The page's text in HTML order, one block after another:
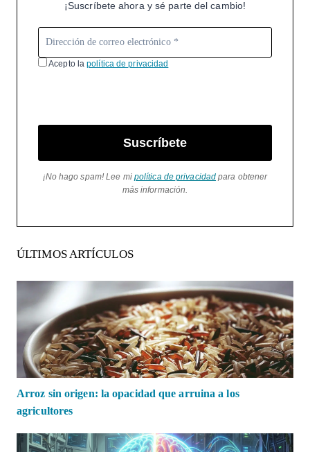
¡Suscríbete ahora y sé parte del cambio!
Acepto lapolítica de privacidad
Suscríbete
¡No hago spam! Lee mi política de privacidad para obtener
más información.
ÚLTIMOS ARTÍCULOS
Arroz sin origen: la opacidad que arruina a los
agricultores